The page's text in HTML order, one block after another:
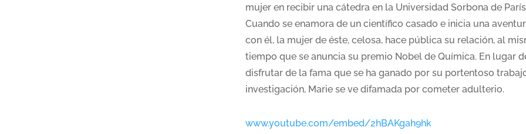
mujer en recibir una cátedra en la Universidad Sorbona de
Cuando se enamora de un científico casado e inicia una
con él, la mujer de éste, celosa, hace pública su relación, al
tiempo que se anuncia su premio Nobel de Química. En lugar
disfrutar de la fama que se ha ganado por su portentoso
investigación, Marie se ve difamada por cometer adulterio.
www.youtube.com/embed/2hBAKgah9hk